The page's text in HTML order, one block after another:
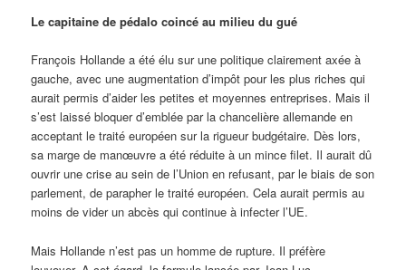
Le capitaine de pédalo coincé au milieu du gué
François Hollande a été élu sur une politique clairement axée à
gauche, avec une augmentation d’impôt pour les plus riches qui
aurait permis d’aider les petites et moyennes entreprises. Mais il
s’est laissé bloquer d’emblée par la chancelière allemande en
acceptant le traité européen sur la rigueur budgétaire. Dès lors,
sa marge de manœuvre a été réduite à un mince filet. Il aurait dû
ouvrir une crise au sein de l’Union en refusant, par le biais de son
parlement, de parapher le traité européen. Cela aurait permis au
moins de vider un abcès qui continue à infecter l’UE.
Mais Hollande n’est pas un homme de rupture. Il préfère